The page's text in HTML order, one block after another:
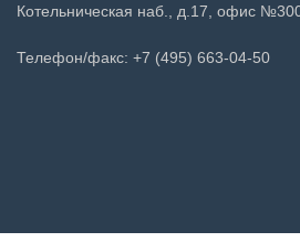
Котельническая наб., д.17, офис
Телефон/факс: +7 (495) 663-04-50